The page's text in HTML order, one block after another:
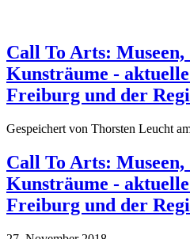
Call To Arts:
Kunsträume -
Freiburg und der
Gespeichert von Thorsten Leucht
Call To Arts:
Kunsträume -
Freiburg und der